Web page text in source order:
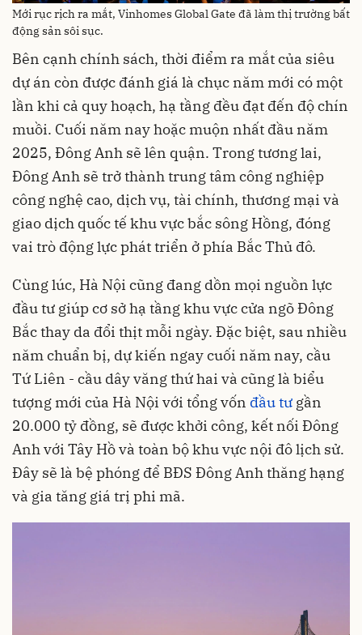
Mới rục rịch ra mắt, Vinhomes Global Gate đã làm thị trường bất
động sản sôi sục.
Bên cạnh chính sách, thời điểm ra mắt của siêu
dự án còn được đánh giá là chục năm mới có một
lần khi cả quy hoạch, hạ tầng đều đạt đến độ chín
muồi. Cuối năm nay hoặc muộn nhất đầu năm
2025, Đông Anh sẽ lên quận. Trong tương lai,
Đông Anh sẽ trở thành trung tâm công nghiệp
công nghệ cao, dịch vụ, tài chính, thương mại và
giao dịch quốc tế khu vực bắc sông Hồng, đóng
vai trò động lực phát triển ở phía Bắc Thủ đô.
Cùng lúc, Hà Nội cũng đang dồn mọi nguồn lực
đầu tư giúp cơ sở hạ tầng khu vực cửa ngõ Đông
Bắc thay da đổi thịt mỗi ngày. Đặc biệt, sau nhiều
năm chuẩn bị, dự kiến ngay cuối năm nay, cầu
Tứ Liên - cầu dây văng thứ hai và cũng là biểu
tượng mới của Hà Nội với tổng vốn đầu tư gần
20.000 tỷ đồng, sẽ được khởi công, kết nối Đông
Anh với Tây Hồ và toàn bộ khu vực nội đô lịch sử.
Đây sẽ là bệ phóng để BĐS Đông Anh thăng hạng
và gia tăng giá trị phi mã.